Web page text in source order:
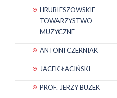
HRUBIESZOWSKIE
TOWARZYSTWO
MUZYCZNE
ANTONI CZERNIAK
JACEK ŁACIŃSKI
PROF. JERZY BUZEK